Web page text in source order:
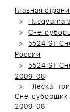
Главная
Husqvarna
5524 ST
России
5524 ST
2009-08
"Леска,
Снегоуборщик
2009-08 "